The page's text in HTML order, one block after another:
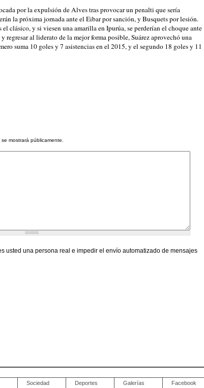
por la expulsión de Alves tras provocar un penalti que sería
la próxima jornada ante el Eibar por sanción, y Busquets por lesión.
clásico, y si viesen una amarilla en Ipurúa, se perderían el choque ante
regresar al liderato de la mejor forma posible, Suárez aprovechó una
suma 10 goles y 7 asistencias en el 2015, y el segundo 18 goles y 11
mostrará públicamente.
usted una persona real e impedir el envío automatizado de mensajes
Sociedad Deportes Galerías Facebook